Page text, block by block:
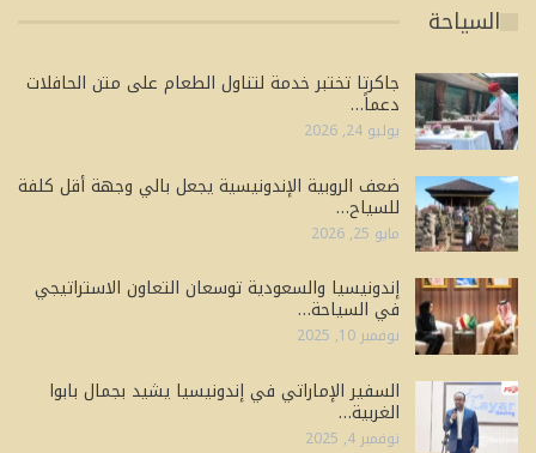
السياحة
جاكرتا تختبر خدمة لتناول الطعام على متن الحافلات
دعماً…
يوليو 24, 2026
ضعف الروبية الإندونيسية يجعل بالي وجهة أقل كلفة
للسياح…
مايو 25, 2026
إندونيسيا والسعودية توسعان التعاون الاستراتيجي
في السياحة…
نوفمبر 10, 2025
السفير الإماراتي في إندونيسيا يشيد بجمال بابوا
الغربية…
نوفمبر 4, 2025